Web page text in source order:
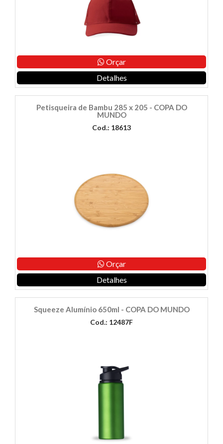
Orçar
Detalhes
Petisqueira de Bambu 285 x 205 - COPA DO
MUNDO
Cod.: 18613
Orçar
Detalhes
Squeeze Alumínio 650ml - COPA DO MUNDO
Cod.: 12487F